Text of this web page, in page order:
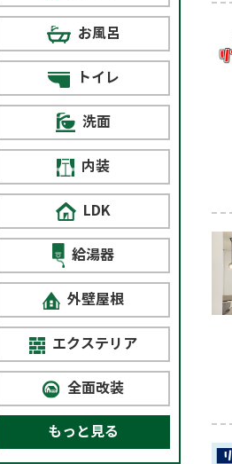
お風呂
トイレ
洗面
内装
LDK
給湯器
外壁屋根
エクステリア
全面改装
もっと見る